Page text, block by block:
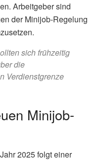
Arbeitgeber sind
der Minijob-Regelung
sich frühzeitig
die
Verdienstgrenze
Minijob-
2025 folgt einer